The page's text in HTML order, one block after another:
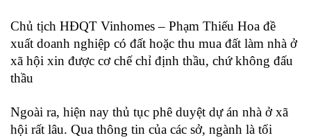
Chủ tịch HĐQT Vinhomes – Phạm Thiếu Hoa đề
xuất doanh nghiệp có đất hoặc thu mua đất làm nhà ở
xã hội xin được cơ chế chỉ định thầu, chứ không đấu
thầu
Ngoài ra, hiện nay thủ tục phê duyệt dự án nhà ở xã
hội rất lâu. Qua thông tin của các sở, ngành là tối